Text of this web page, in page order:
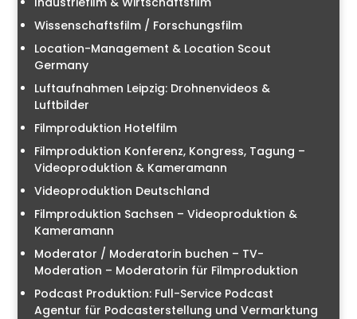
Wissenschaftsfilm / Forschungsfilm
Location-Management & Location Scout
Germany
Luftaufnahmen Leipzig: Drohnenvideos &
Luftbilder
Filmproduktion Hotelfilm
Filmproduktion Konferenz, Kongress, Tagung –
Videoproduktion & Kameramann
Videoproduktion Deutschland
Filmproduktion Sachsen – Videoproduktion &
Kameramann
Moderator / Moderatorin buchen – TV-
Moderation – Moderatorin für Filmproduktion
Podcast Produktion: Full-Service Podcast
Agentur für Podcasterstellung und Vermarktung